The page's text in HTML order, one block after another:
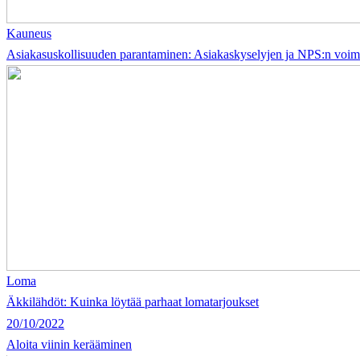
Kauneus
Asiakasuskollisuuden parantaminen: Asiakaskyselyjen ja NPS:n
Loma
Äkkilähdöt: Kuinka löytää parhaat lomatarjoukset
20/10/2022
Aloita viinin kerääminen